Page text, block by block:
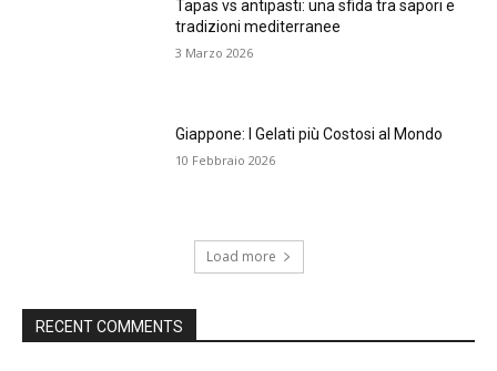
Tapas vs antipasti: una sfida tra sapori e
tradizioni mediterranee
3 Marzo 2026
Giappone: I Gelati più Costosi al Mondo
10 Febbraio 2026
Load more
RECENT COMMENTS